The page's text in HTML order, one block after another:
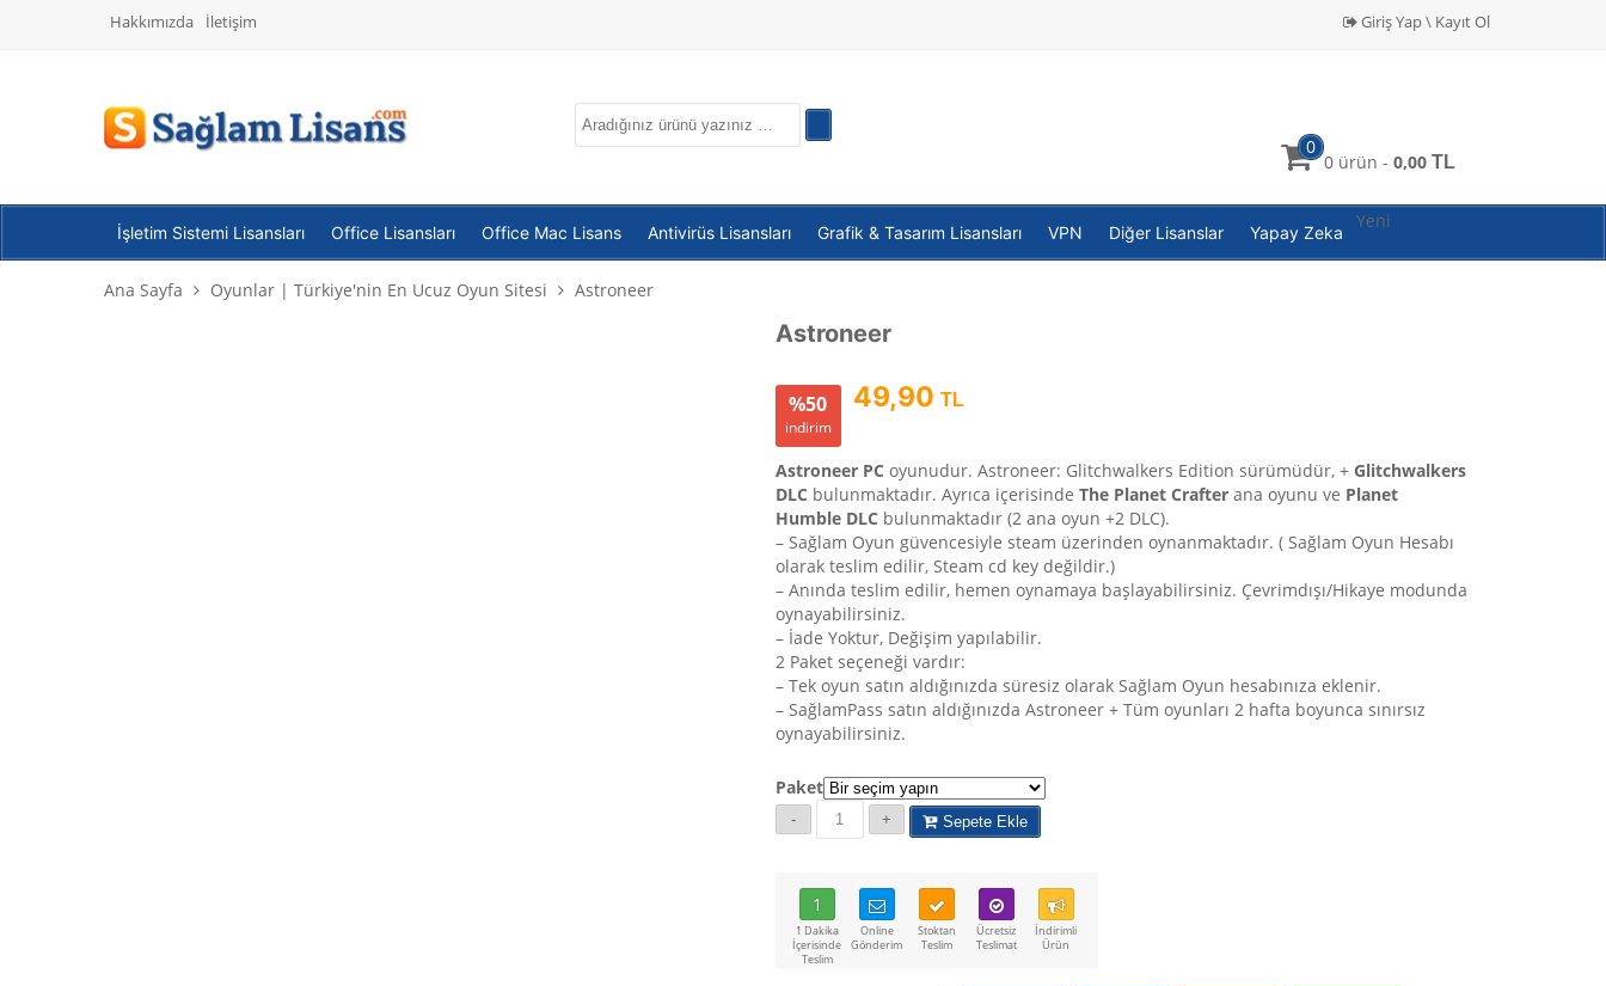
Hakkımızda İletişim Giriş Yap \ Kayıt Ol
0
0 ürün - 0,00 TL
İşletim Sistemi Lisansları Office Lisansları Office Mac Lisans Antivirüs Lisansları Grafik & Tasarım Lisansları VPN Diğer Lisanslar Yapay Zeka
Yeni
Ana Sayfa Oyunlar | Türkiye'nin En Ucuz Oyun Sitesi Astroneer
Astroneer
%50
indirim
49,90 TL
Astroneer PC oyunudur. Astroneer: Glitchwalkers Edition sürümüdür, + Glitchwalkers
DLC bulunmaktadır. Ayrıca içerisinde The Planet Crafterana oyunu ve Planet
Humble DLC bulunmaktadır (2 ana oyun +2 DLC).
– Sağlam Oyun güvencesiyle steam üzerinden oynanmaktadır. ( Sağlam Oyun Hesabı
olarak teslim edilir, Steam cd key değildir.)
– Anında teslim edilir, hemen oynamaya başlayabilirsiniz. Çevrimdışı/Hikaye modunda
oynayabilirsiniz.
– İade Yoktur, Değişim yapılabilir.
2 Paket seçeneği vardır:
– Tek oyun satın aldığınızda süresiz olarak Sağlam Oyun hesabınıza eklenir.
– SağlamPass satın aldığınızda Astroneer + Tüm oyunları 2 hafta boyunca sınırsız
oynayabilirsiniz.
Paket
Sepete Ekle
1
1 Dakika
İçerisinde
Teslim
Online
Gönderim
Stoktan
Teslim
Ücretsiz
Teslimat
İndirimli
Ürün